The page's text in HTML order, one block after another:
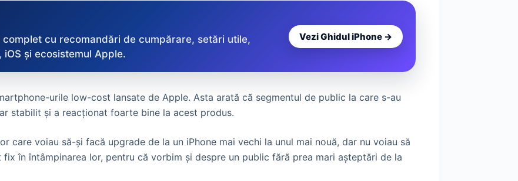
complet cu recomandări de cumpărare, setări utile,
și ecosistemul Apple.
Vezi Ghidul iPhone →
urile low-cost lansate de Apple. Asta arată că segmentul de public la care s-au
stabilit și a reacționat foarte bine la acest produs.
care voiau să-și facă upgrade de la un iPhone mai vechi la unul mai nouă, dar nu voiau să
în întâmpinarea lor, pentru că vorbim și despre un public fără prea mari așteptări de la